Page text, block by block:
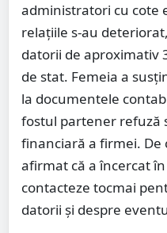
administratori cu cote
relațiile s-au
datorii de aproximativ
de stat. Femeia a
la documentele
fostul partener refuză
financiară a firmei. De
afirmat că a încercat
contacteze tocmai
datorii și despre